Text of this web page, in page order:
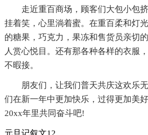
走近重百商场，顾客们大包小包
挂着笑，心里淌着蜜。在重百柔和灯
的糖果，巧克力，果冻和售货员亲切
人赏心悦目。还有那各种各样的衣服
不暇接。
朋友们，让我们普天共庆这欢乐
们在新一年中更加快乐，过得更加美
20xx年里共同奋斗吧!
元旦记叙文12